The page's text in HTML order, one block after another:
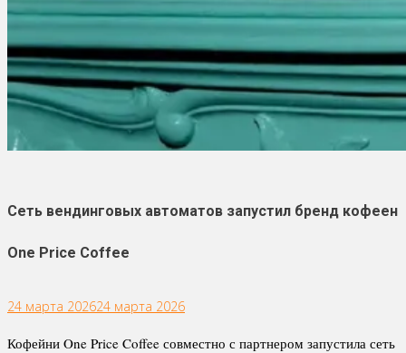
Сеть вендинговых автоматов запустил бренд кофеен
One Price Coffee
24 марта 202624 марта 2026
Кофейни One Price Coffee совместно с партнером запустила сеть